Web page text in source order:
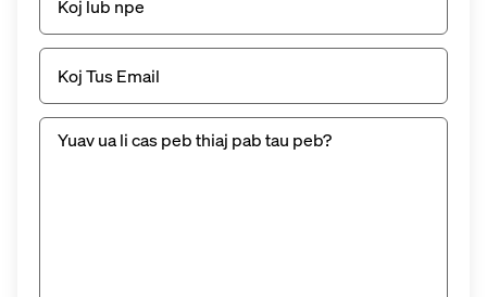
Email(Yuav
tsum
tau)
Untitled
(Yuav